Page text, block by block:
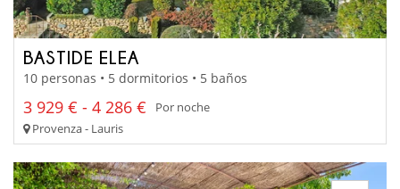
BASTIDE ELEA
10 personas • 5 dormitorios • 5 baños
3 929 € - 4 286 €
Por noche
Provenza - Lauris